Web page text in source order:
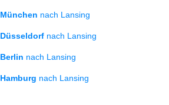
München nach Lansing
Düsseldorf nach Lansing
Berlin nach Lansing
Hamburg nach Lansing